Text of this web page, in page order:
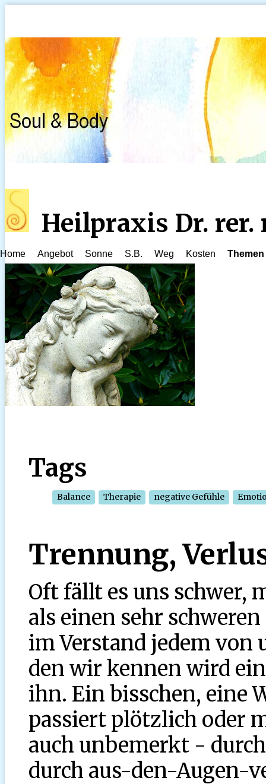
Heilpraxis Dr. rer.
Home Angebot Sonne S.B. Weg Kosten Themen
Tags
Balance Therapie negative Gefühle
Trennung,
Oft fällt es uns schwer,
als einen sehr
im Verstand jedem von
den wir kennen wird
ihn. Ein bisschen, eine
passiert plötzlich oder
auch unbemerkt -
durch aus-den-Augen-